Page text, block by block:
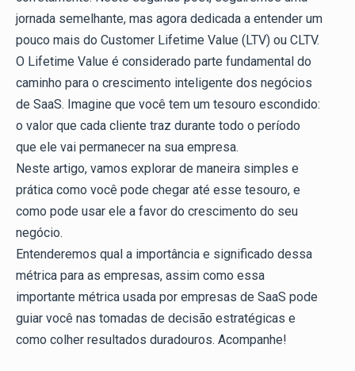
jornada semelhante, mas agora dedicada a entender um
pouco mais do Customer Lifetime Value (LTV) ou CLTV.
O Lifetime Value é considerado parte fundamental do
caminho para o crescimento inteligente dos negócios
de SaaS. Imagine que você tem um tesouro escondido:
o valor que cada cliente traz durante todo o período
que ele vai permanecer na sua empresa.
Neste artigo, vamos explorar de maneira simples e
prática como você pode chegar até esse tesouro, e
como pode usar ele a favor do crescimento do seu
negócio.
Entenderemos qual a importância e significado dessa
métrica para as empresas, assim como essa
importante métrica usada por empresas de SaaS pode
guiar você nas tomadas de decisão estratégicas e
como colher resultados duradouros. Acompanhe!